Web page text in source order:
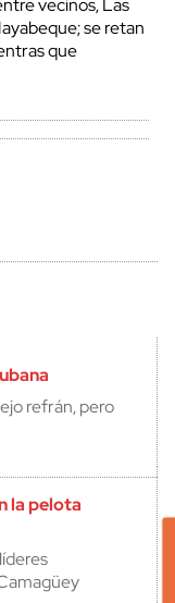
se retan
que
refrán, pero
la pelota